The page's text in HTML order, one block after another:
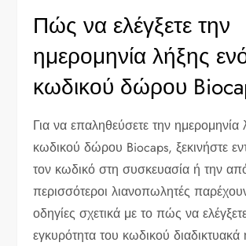
Πώς να ελέγξετε την
ημερομηνία λήξης
κωδικού δώρου
Για να επαληθεύσετε την ημερομηνία
κωδικού δώρου Biocaps, ξεκινήστε
τον κωδικό στη συσκευασία ή την
περισσότεροι λιανοπωλητές
οδηγίες σχετικά με το πώς να
εγκυρότητα του κωδικού